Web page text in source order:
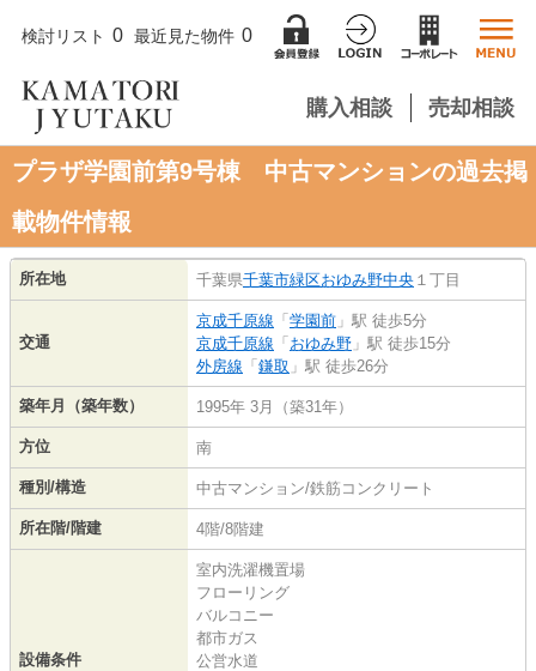
検討リスト 0 最近見た物件 0
購入相談 売却相談
プラザ学園前第9号棟 中古マンションの過去掲
載物件情報
所在地 千葉県千葉市緑区おゆみ野中央 １丁目
交通
京成千原線 「 学園前 」駅 徒歩5分
京成千原線 「 おゆみ野 」駅 徒歩15分
外房線 「 鎌取 」駅 徒歩26分
築年月（築年数） 1995年 3月（築31年）
方位 南
種別/構造 中古マンション/鉄筋コンクリート
所在階/階建 4階/8階建
設備条件
室内洗濯機置場
フローリング
バルコニー
都市ガス
公営水道